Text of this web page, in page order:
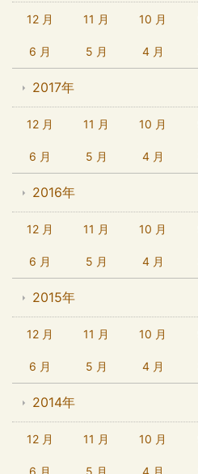
12 月 11 月 10 月
6 月 5 月 4 月
2017年
12 月 11 月 10 月
6 月 5 月 4 月
2016年
12 月 11 月 10 月
6 月 5 月 4 月
2015年
12 月 11 月 10 月
6 月 5 月 4 月
2014年
12 月 11 月 10 月
6 月 5 月 4 月